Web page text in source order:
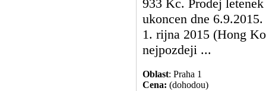
933 Kc. Prodej
ukoncen dne
1. rijna 2015 (Hong
nejpozdeji ...
Oblast: Praha 1
Cena: (dohodou)